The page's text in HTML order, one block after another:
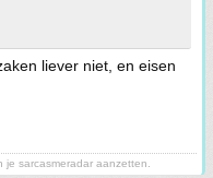
liever niet, en eisen
sarcasmeradar aanzetten.